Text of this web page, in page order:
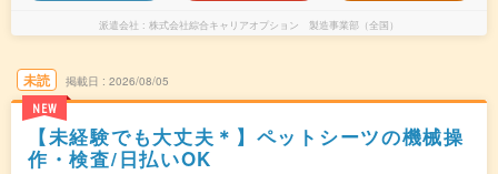
派遣会社 株式会社綜合キャリアオプション 製造事業部（全国）
未読
NEW
掲載日 2026/08/05
【未経験でも大丈夫＊】ペットシーツの機械操
作・検査/日払いOK